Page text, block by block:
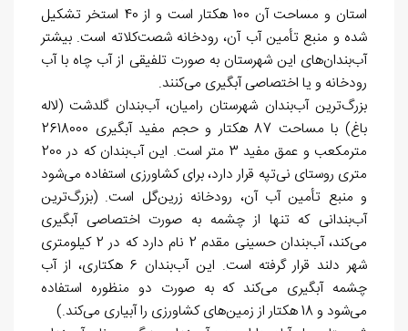
استان و
مساحت آن 100 هکتار است و از 40 استخر تشکیل
شده و منبع تأمین آب آن، رودخانه شصتکلاته است. بیشتر
آببندانهای این شهرستان به صورت تلفیقی از آب چاه با آب
رودخانه و یا اختصاصی آبگیری میکنند.
بزرگترین آببندان شهرستان راميان، آببندان گلدشت (لاله
باغ) با مساحت 87 هکتار و حجم مفید آبگیری 2618000
مترمکعب و عمق مفيد 3 متر است. اين آب
بندان که در 200
متری روستای نیتپه قرار دارد، برای کشاورزی استفاده میشود
و منبع تأمین آب آن، رودخانه زرینگل است. (بزرگترین
آببندانی که تنها از چشمه به صورت اختصاصی آبگیری
میکند، آب
بندان حسینی مقدم 2 نام دارد که در 2 کیلومتری
شهر دلند قرار گرفته است. این آب
بندان 6 هکتاری، از آب
چشمه آبگیری میكند كه به صورت دو منظوره استفاده
میشود و 18 هکتار از زمین های کشاورزی را آبیاری میکند.)